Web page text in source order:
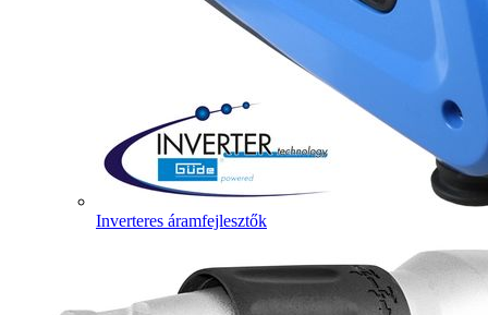
Inverteres áramfejlesztők